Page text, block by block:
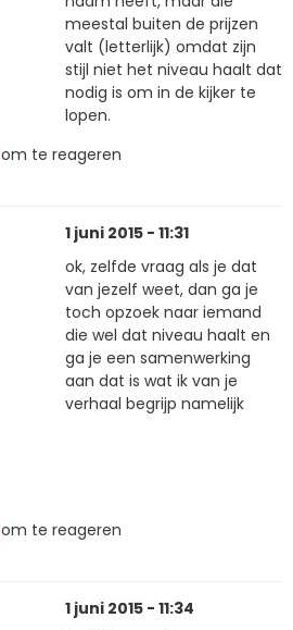
meestal buiten de prijzen
valt (letterlijk) omdat zijn
stijl niet het niveau haalt dat
nodig is om in de kijker te
lopen.
om te reageren
1 juni 2015 - 11:31
ok, zelfde vraag als je dat
van jezelf weet, dan ga je
toch opzoek naar iemand
die wel dat niveau haalt en
ga je een samenwerking
aan dat is wat ik van je
verhaal begrijp namelijk
om te reageren
1 juni 2015 - 11:34